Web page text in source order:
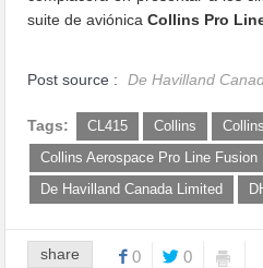
suite de aviónica Collins Pro
Post source : De Havilland
Tags: CL415 Collins
Collins Aerospace Pro Line Fusion
De Havilland Canada Limited
share 0 0